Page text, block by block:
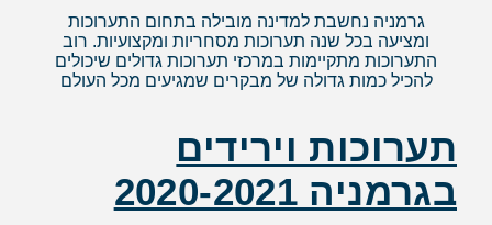
גרמניה נחשבת למדינה מובילה בתחום התערוכות
ומציעה בכל שנה תערוכות מסחריות ומקצועיות. רוב
התערוכות מתקיימות במרכזי תערוכות גדולים שיכולים
להכיל כמות גדולה של מבקרים שמגיעים מכל העולם
תערוכות וירידים
בגרמניה 2020-2021